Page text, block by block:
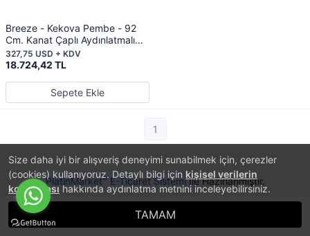
Size daha iyi bir alışveriş deneyimi sunabilmek için, çerezler
(cookies) kullanıyoruz. Detaylı bilgi için kişisel verilerin
korunmasıhakkında aydınlatma metnini inceleyebilirsiniz.
TAMAM
Breeze - Kekova Pembe - 92
Cm. Kanat Çaplı Aydınlatmalı
Tavan Vantilatörü
18.724,42 TL
327,75 USD + KDV
Sepete Ekle
1
PlatinMarket®E-Ticaret Sistemiİle Hazırlanmıştır.